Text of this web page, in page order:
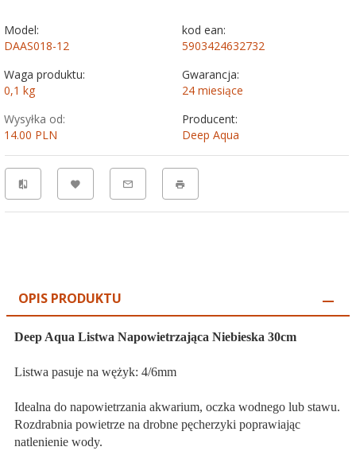
Model:
DAAS018-12
kod ean:
5903424632732
Waga produktu:
0,1 kg
Gwarancja:
24 miesiące
Wysyłka od:
14.00 PLN
Producent:
Deep Aqua
OPIS PRODUKTU
Deep Aqua Listwa Napowietrzająca Niebieska 30cm
Listwa pasuje na wężyk: 4/6mm
Idealna do napowietrzania akwarium, oczka wodnego lub stawu.
Rozdrabnia powietrze na drobne pęcherzyki poprawiając
natlenienie wody.